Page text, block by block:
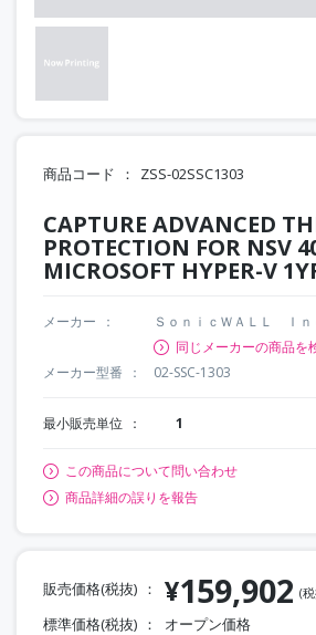
商品コード ZSS-02SSC1303
CAPTURE ADVANCED
PROTECTION FOR NSV
MICROSOFT HYPER-V
メーカー
ＳｏｎｉｃＷＡＬＬ Ｉｎ
同じメーカーの商品を
メーカー型番
02-SSC-1303
最小販売単位 1
この商品について問い合わせ
商品詳細の誤りを報告
販売価格(税抜) ¥159,902 (
標準価格(税抜) オープン価格